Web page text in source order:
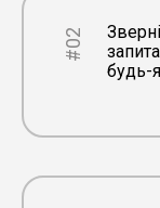
#02
будь-